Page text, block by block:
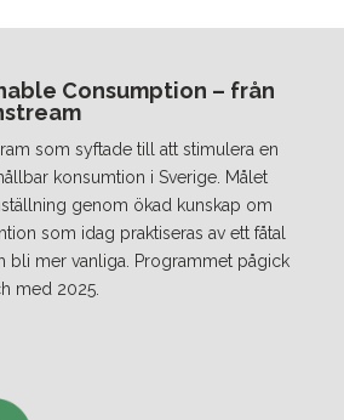
Consumption – från
som syftade till att stimulera en
konsumtion i Sverige. Målet
genom ökad kunskap om
som idag praktiseras av ett fåtal
bli mer vanliga. Programmet pågick
med 2025.